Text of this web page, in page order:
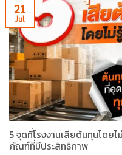
5 จุดที่โรงงานเสียต้นทุนโดย
ภัณฑ์ที่มีประสิทธิภาพ
21
Jul